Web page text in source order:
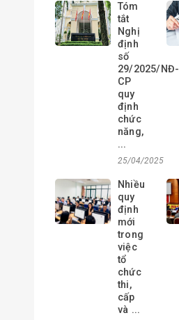
Tóm
tắt
Nghị
định
số
29/2025/NĐ-
CP
quy
định
chức
năng,
...
25/04/2025
Nhiều
quy
định
mới
trong
việc
tổ
chức
thi,
cấp
và ...